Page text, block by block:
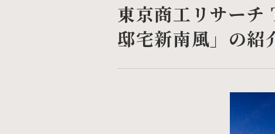
東京商工リサーチ
邸宅新南風」の紹